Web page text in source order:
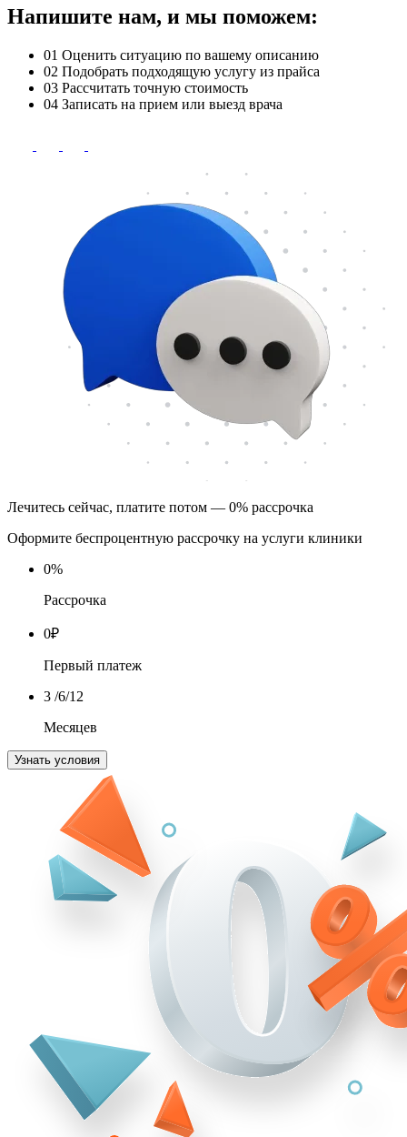
Напишите нам, и мы поможем:
01 Оценить ситуацию по вашему описанию
02 Подобрать подходящую услугу из прайса
03 Рассчитать точную стоимость
04 Записать на прием или выезд врача
Лечитесь сейчас, платите потом — 0% рассрочка
Оформите беспроцентную рассрочку на услуги клиники
0%
Рассрочка
0₽
Первый платеж
3 /6/12
Месяцев
Узнать условия